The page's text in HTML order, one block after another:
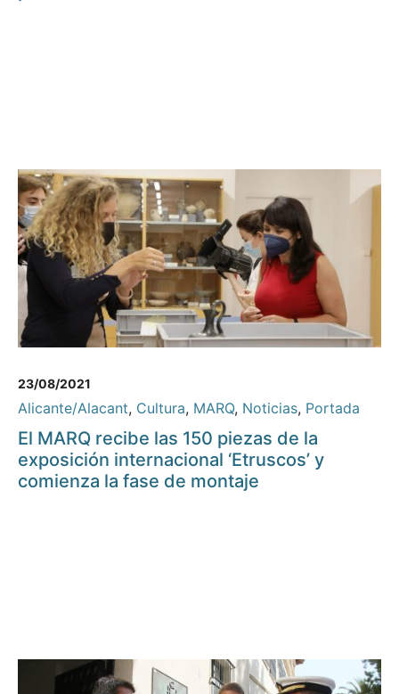
23/08/2021
Alicante/Alacant, Cultura, MARQ, Noticias, Portada
El MARQ recibe las 150 piezas de la
exposición internacional ‘Etruscos’ y
comienza la fase de montaje